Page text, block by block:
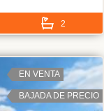
2
EN VENTA
BAJADA DE PRECIO